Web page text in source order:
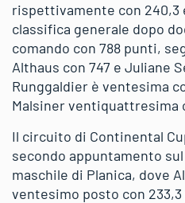
rispettivamente con 240,3
classifica generale dopo
comando con 788 punti,
Althaus con 747 e Juliane
Runggaldier è ventesima
Malsiner ventiquattresima
Il circuito di Continental
secondo appuntamento
maschile di Planica, dove
ventesimo posto con